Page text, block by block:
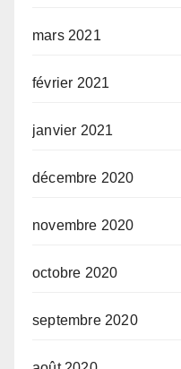
mars 2021
février 2021
janvier 2021
décembre 2020
novembre 2020
octobre 2020
septembre 2020